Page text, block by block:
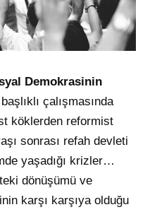
Demokrasinin
başlıklı çalışmasında
köklerden reformist
sonrası refah devleti
yaşadığı krizler…
dönüşümü ve
karşı karşıya olduğu